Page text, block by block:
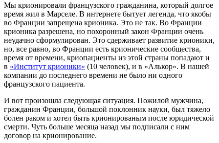
Мы крионировали французского гражданина, который долгое
время жил в Марселе. В интернете бытует легенда, что якобы
во Франции запрещена крионика. Это не так. Во Франции
крионика разрешена, но похоронный закон Франции очень
неудачно сформулирован. Это сдерживает развитие крионики,
но, все равно, во Франции есть крионические сообщества,
время от времени, криопациенты из этой страны попадают и
в «Институт крионики» (10 человек), и в «Алькор». В нашей
компании до последнего времени не было ни одного
французского пациента.
И вот произошла следующая ситуация. Пожилой мужчина,
гражданин Франции, большой поклонник науки, был тяжело
болен раком и хотел быть крионированым после юридической
смерти. Чуть больше месяца назад мы подписали с ним
договор на крионирование.